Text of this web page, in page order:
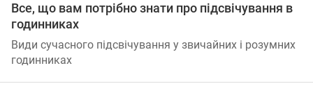
Все, що вам потрібно знати про підсвічування в
годинниках
Види сучасного підсвічування у звичайних і розумних
годинниках